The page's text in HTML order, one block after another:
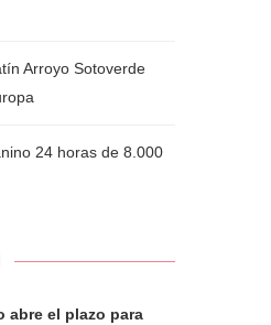
Arroyo Sotoverde
24 horas de 8.000
abre el plazo para